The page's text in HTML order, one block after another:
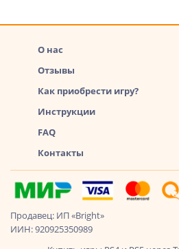
О нас
Отзывы
Как приобрести игру?
Инструкции
FAQ
Контакты
Продавец: ИП «Bright»
ИИН: 920925350989